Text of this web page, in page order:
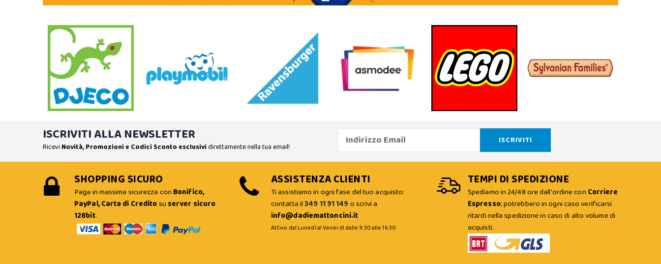
ISCRIVITI ALLA NEWSLETTER
Ricevi Novità, Promozioni e Codici Sconto esclusividirettamente nella tua email!
SHOPPING SICURO
Paga in massima sicurezza con Bonifico,
PayPal, Carta di Creditosu server sicuro
128bit.
ASSISTENZA CLIENTI
Ti assistiamo in ogni fase del tuo acquisto:
contatta il349 11 91 149o scrivi a
info@dadiemattoncini.it
Attivo dal Lunedì al Venerdì dalle 9:30 alle 16:30
TEMPI DI SPEDIZIONE
Spediamo in 24/48 ore dall'ordine con Corriere
Espresso; potrebbero in ogni caso verificarsi
ritardi nella spedizione in caso di alto volume di
acquisti.